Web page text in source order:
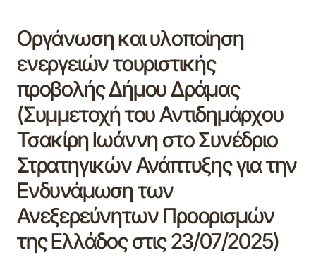
Οργάνωση και υλοποίηση
ενεργειών τουριστικής
προβολής Δήμου Δράμας
(Συμμετοχή του Αντιδημάρχου
Τσακίρη Ιωάννη στο Συνέδριο
Στρατηγικών Ανάπτυξης για την
Ενδυνάμωση των
Ανεξερεύνητων Προορισμών
της Ελλάδος στις 23/07/2025)